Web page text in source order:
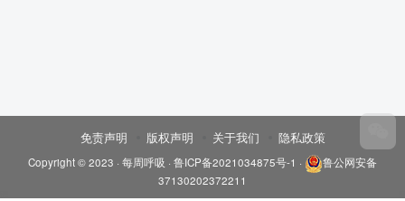
免责声明 版权声明 关于我们 隐私政策
Copyright © 2023 · 每周呼吸 · 鲁ICP备2021034875号-1 ·
鲁公网安备
37130202372211